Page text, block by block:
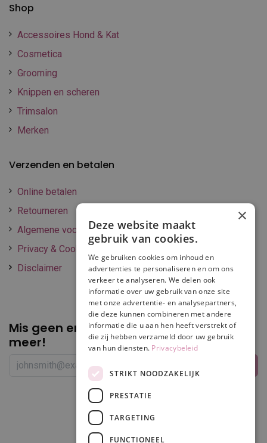
Shop
Accessoires Hond & Kat
Cosmetica
Grooming
Knippen en scheren
Trimsalon
Merken
Verzenden en betalen
Online betalen
Retourneren
Algemene voorwaarden
Privacy & Cookie policy
Disclaimer
Mis geen enkelepromotie of korting
meer!
×
Deze website maakt
gebruik van cookies.
We gebruiken cookies om inhoud en
advertenties te personaliseren en om ons
verkeer te analyseren. We delen ook
informatie over uw gebruik van onze site
met onze advertentie- en analysepartners,
die deze kunnen combineren met andere
informatie die u aan hen heeft verstrekt of
die zij hebben verzameld door uw gebruik
van hun diensten. Privacybeleid
STRIKT NOODZAKELIJK
PRESTATIE
TARGETING
FUNCTIONEEL